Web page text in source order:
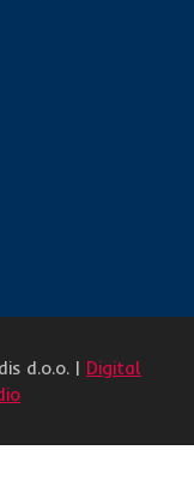
d.o.o. | Digital